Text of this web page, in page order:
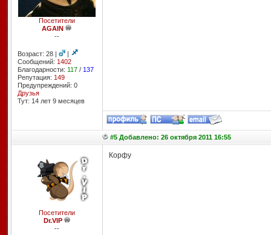
Посетители
AGAIN
--
Возраст: 28 |
|
Сообщений: 1402
Благодарности: 117/ 137
Репутация: 149
Предупреждений: 0
Друзья
Тут: 14 лет 9 месяцев
#5 Добавлено: 26 октября 2011 16:55
Посетители
Dr.VIP
--
Корфу